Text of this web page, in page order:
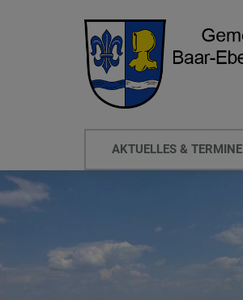
AKTUELLES & TERMINE